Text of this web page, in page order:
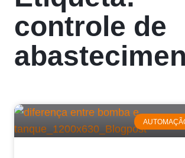
controle de